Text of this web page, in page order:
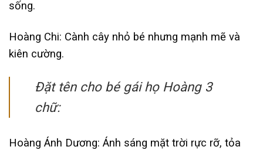
sống.
Hoàng Chi: Cành cây nhỏ bé nhưng mạnh mẽ và
kiên cường.
Đặt tên cho bé gái họ Hoàng 3
chữ:
Hoàng Ánh Dương: Ánh sáng mặt trời rực rỡ, tỏa